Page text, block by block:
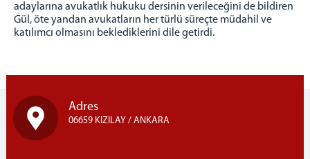
adaylarına avukatlık hukuku dersinin verileceğini de bildiren
Gül, öte yandan avukatların her türlü süreçte müdahil ve
katılımcı olmasını beklediklerini dile getirdi.
Adres
06659 KIZILAY / ANKARA